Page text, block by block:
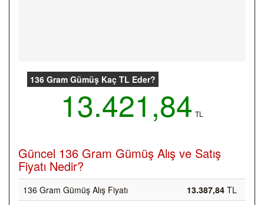
136 Gram Gümüş Kaç TL Eder?
13.421,84 TL
Güncel 136 Gram Gümüş Alış ve Satış
Fiyatı Nedir?
136 Gram Gümüş Alış Fiyatı 13.387,84 TL